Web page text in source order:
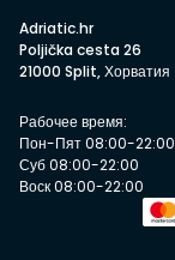
Adriatic.hr
Poljička cesta 26
21000 Split, Хорватия
Рабочее время:
Пон-Пят 08:00-22:00
Суб 08:00-22:00
Воск 08:00-22:00